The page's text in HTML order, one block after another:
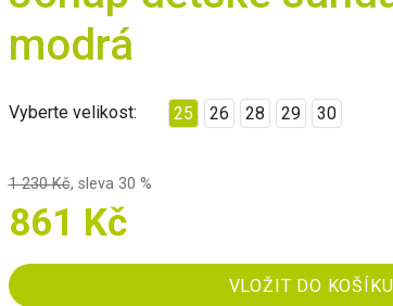
modrá
Vyberte velikost: 25 26 28 29 30
1 230 Kč, sleva 30 %
861 Kč